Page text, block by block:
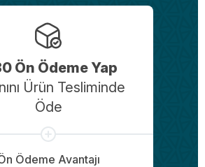
Ön Ödeme Yap
Ürün Tesliminde
Öde
Ödeme Avantajı